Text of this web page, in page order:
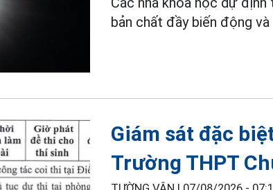
bản chất đầy biến động
Giám sát đặc
Trường THPT